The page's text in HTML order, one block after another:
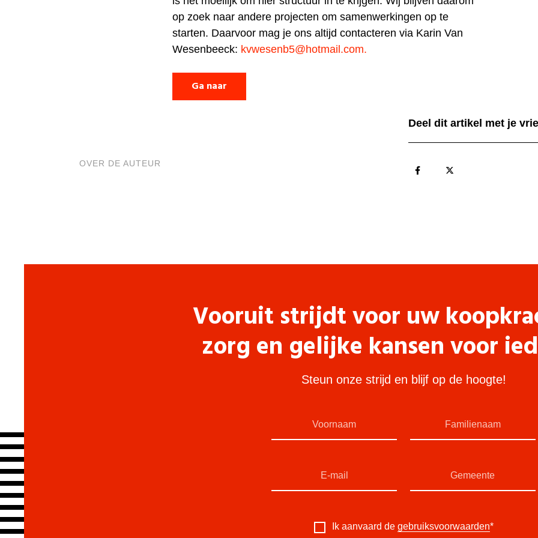
op zoek naar andere projecten om samenwerkingen op te
starten. Daarvoor mag je ons altijd contacteren via Karin Van
Wesenbeeck: kvwesenb5@hotmail.com.
Ga naar
OVER DE AUTEUR
Deel dit artikel met je
Vooruit strijdt voor uw
zorg en gelijke kansen voor
Steun onze strijd en blijf op de hoogte!
Ik aanvaard de gebruiksvoorwaarden*